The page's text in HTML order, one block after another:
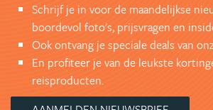
Schrijf je in voor de maandelijkse
boordevol foto's, prijsvragen en
Ook ontvang je speciale deals van
En profiteer je van de leukste
reisproducten.